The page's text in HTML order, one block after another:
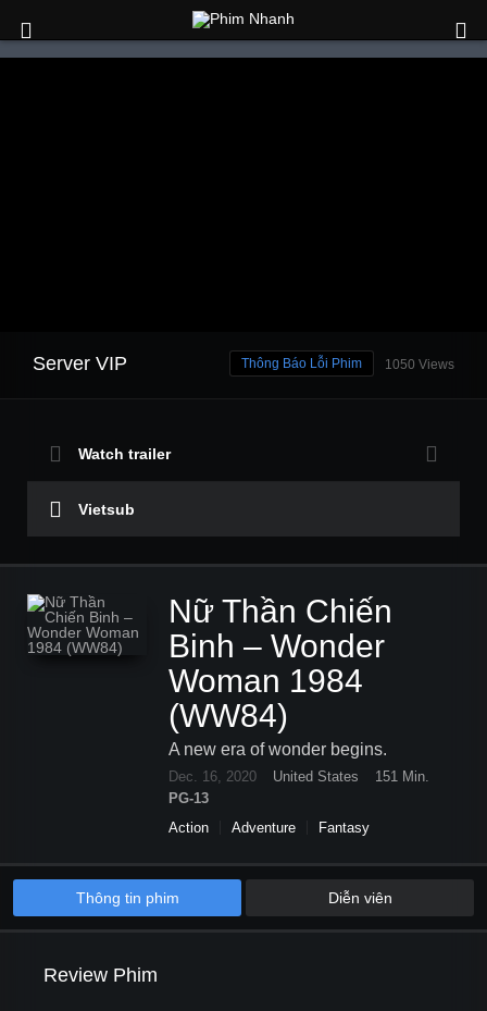
Server VIP 1050 Views
Thông Báo Lỗi Phim
Watch trailer
Vietsub
Nữ Thần Chiến
Binh – Wonder
Woman 1984
(WW84)
A new era of wonder begins.
Dec. 16, 2020 United States
151 Min.
PG-13
Action
Adventure Fantasy
Thông tin phim Diễn viên
Review Phim